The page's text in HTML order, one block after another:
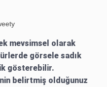
mevsimsel olarak
görsele sadık
gösterebilir.
belirtmiş olduğunuz